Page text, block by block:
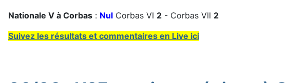
Nationale V à Corbas : Nul Corbas VI 2 - Corbas VII 2
Suivez les résultats et commentaires en Live ici